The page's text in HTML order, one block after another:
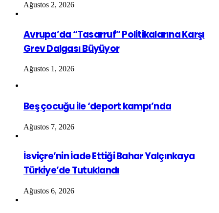
Ağustos 2, 2026
Avrupa’da “Tasarruf” Politikalarına Karşı
Grev Dalgası Büyüyor
Ağustos 1, 2026
Beş çocuğu ile ‘deport kampı’nda
Ağustos 7, 2026
İsviçre’nin İade Ettiği Bahar Yalçınkaya
Türkiye’de Tutuklandı
Ağustos 6, 2026